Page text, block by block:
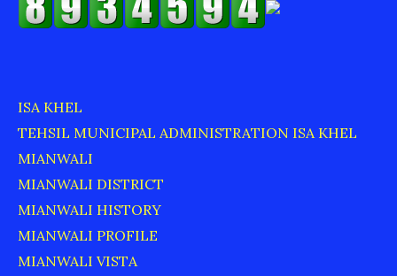
ISA KHEL
TEHSIL MUNICIPAL ADMINISTRATION ISA KHEL
MIANWALI
MIANWALI DISTRICT
MIANWALI HISTORY
MIANWALI PROFILE
MIANWALI VISTA